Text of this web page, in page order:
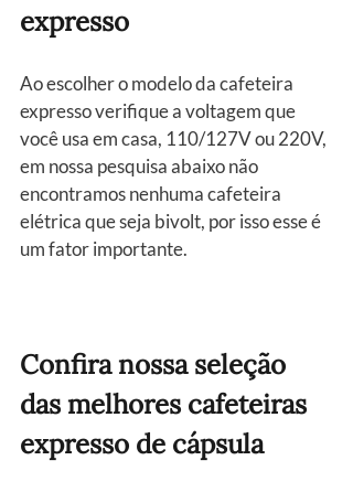
expresso
Ao escolher o modelo da cafeteira
expresso verifique a voltagem que
você usa em casa, 110/127V ou 220V,
em nossa pesquisa abaixo não
encontramos nenhuma cafeteira
elétrica que seja bivolt, por isso esse é
um fator importante.
Confira nossa seleção
das melhores cafeteiras
expresso de cápsula